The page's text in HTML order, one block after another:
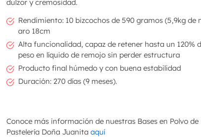
dulzor y cremosidad.
Rendimiento: 10 bizcochos de 590 gramos (5,9kg de
aro 18cm
Alta funcionalidad, capaz de retener hasta un 120%
peso en líquido de remojo sin perder estructura
Producto final húmedo y con buena estabilidad
Duración: 270 días (9 meses).
Conoce más información de nuestras Bases en Polvo de
Pastelería Doña Juanita aquí